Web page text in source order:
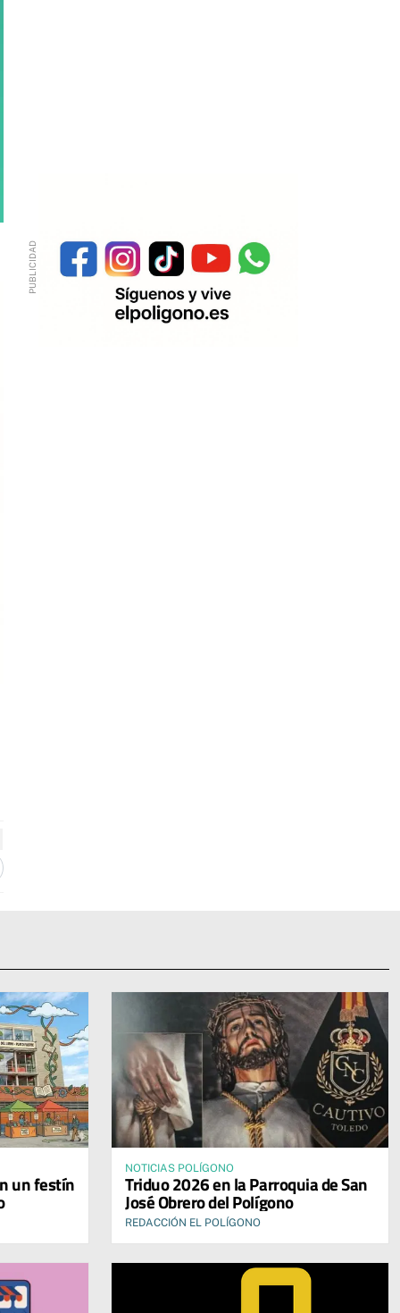
un festín
NOTICIAS POLÍGONO
Triduo 2026 en la Parroquia de San
José Obrero del Polígono
REDACCIÓN EL POLÍGONO